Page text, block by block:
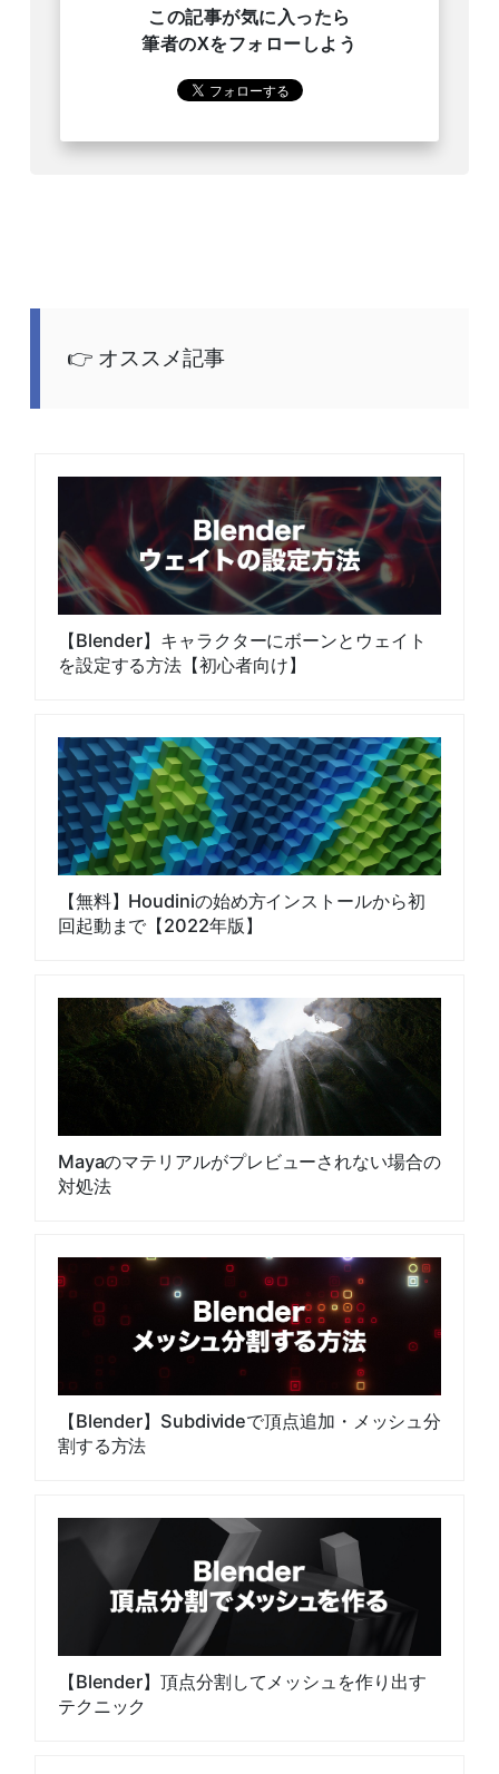
この記事が気に入ったら
筆者のXをフォローしよう
オススメ記事
【Blender】キャラクターにボーンとウェイト
を設定する方法【初心者向け】
【無料】Houdiniの始め方インストールから初
回起動まで【2022年版】
Mayaのマテリアルがプレビューされない場合の
対処法
【Blender】Subdivideで頂点追加・メッシュ分
割する方法
【Blender】頂点分割してメッシュを作り出す
テクニック